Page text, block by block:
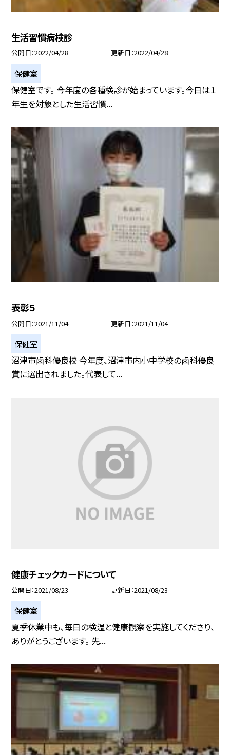
生活習慣病検診
公開日 2022/04/28 更新日 2022/04/28
保健室
保健室です。 今年度の各種検診が始まっています。今日は１
年生を対象とした生活習慣...
表彰５
公開日 2021/11/04 更新日 2021/11/04
保健室
沼津市歯科優良校 今年度、沼津市内小中学校の歯科優良
賞に選出されました。代表して...
健康チェックカードについて
公開日 2021/08/23 更新日 2021/08/23
保健室
夏季休業中も、毎日の検温と健康観察を実施してくださり、
ありがとうございます。 先...